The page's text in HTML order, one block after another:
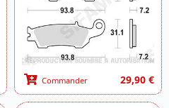
Commander 29,90 €